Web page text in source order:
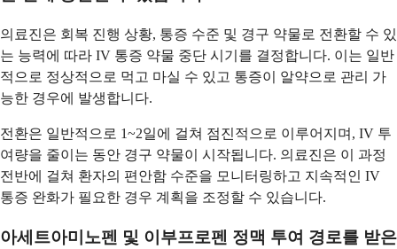
의료진은 회복 진행 상황, 통증 수준 및 경구 약물로 전환할 수 있
는 능력에 따라 IV 통증 약물 중단 시기를 결정합니다. 이는 일반
적으로 정상적으로 먹고 마실 수 있고 통증이 알약으로 관리 가
능한 경우에 발생합니다.
전환은 일반적으로 1~2일에 걸쳐 점진적으로 이루어지며, IV 투
여량을 줄이는 동안 경구 약물이 시작됩니다. 의료진은 이 과정
전반에 걸쳐 환자의 편안함 수준을 모니터링하고 지속적인 IV
통증 완화가 필요한 경우 계획을 조정할 수 있습니다.
아세트아미노펜 및 이부프로펜 정맥 투여 경로를 받은